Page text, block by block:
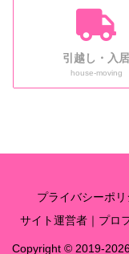
引越し・入居
house-moving
プライバシーポリ
サイト運営者｜プロ
Copyright © 2019-